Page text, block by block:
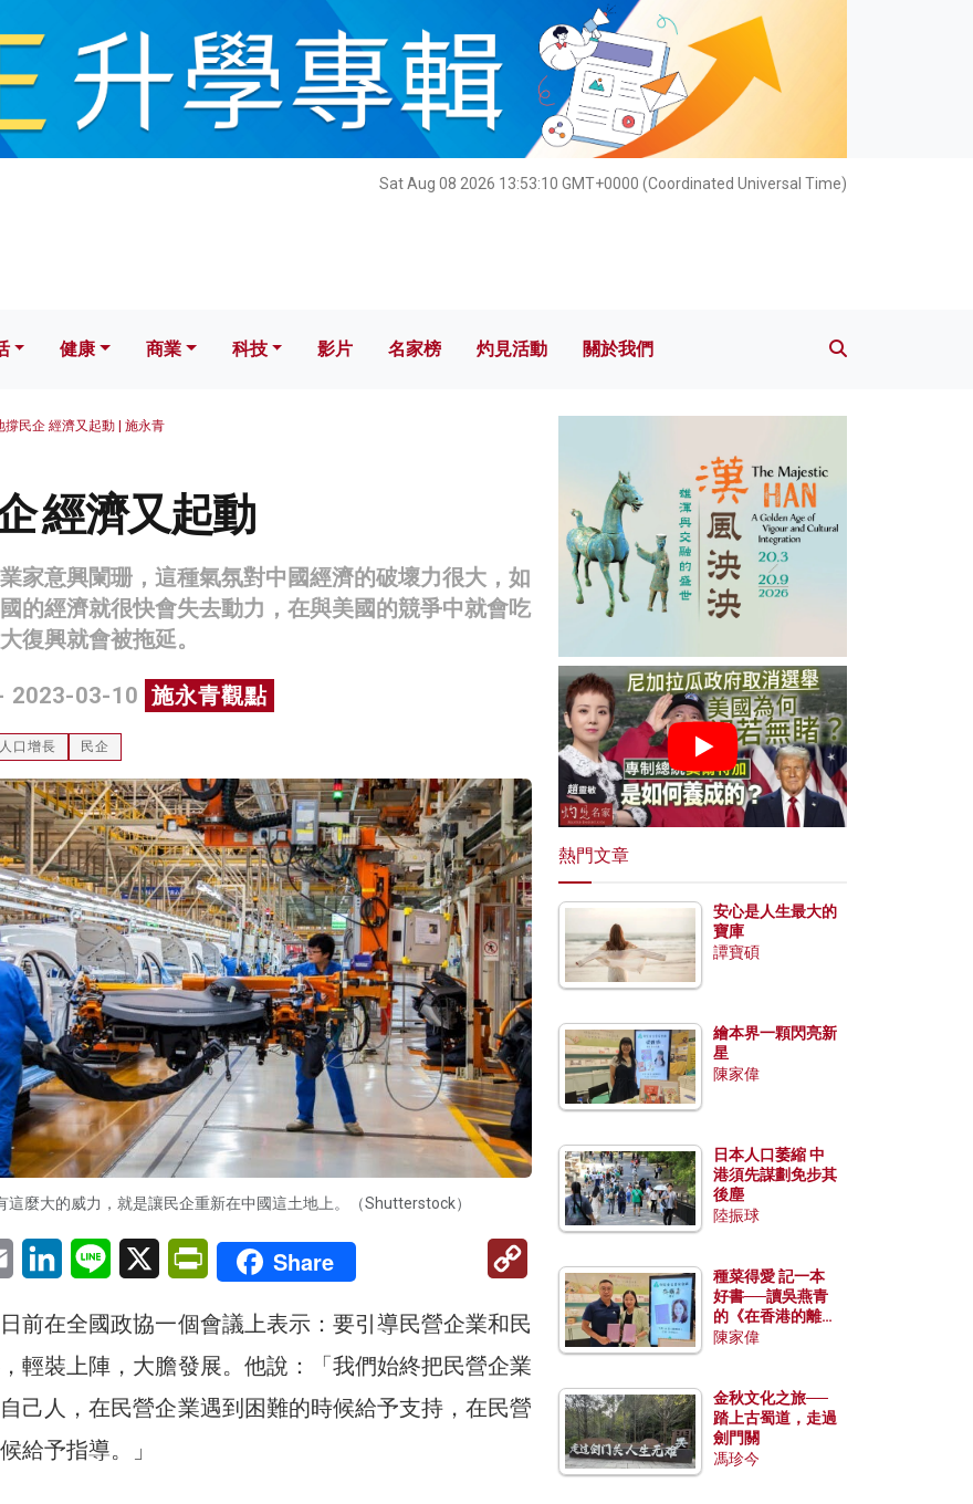
Sat Aug 08 2026 13:53:11 GMT+0000 (Coordinated Universal Time)
健康 科技 影片 名家榜 灼見活動 關於我們
健康 商業 科技 影片 名家榜 灼見活動 關於我們
撐民企 經濟又起動 | 施永青
經濟又起動
家意興闌珊，這種氣氛對中國經濟的破壞力很大，如
的經濟就很快會失去動力，在與美國的競爭中就會吃
復興就會被拖延。
2023-03-10 施永青觀點
人口增長 民企
這麼大的威力，就是讓民企重新在中國這土地上。（Shutterstock）
Email LinkedInLine X PrintFriendly
Share
前在全國政協一個會議上表示：要引導民營企業和民
輕裝上陣，大膽發展。他說：「我們始終把民營企業
己人，在民營企業遇到困難的時候給予支持，在民營
給予指導。」
熱門文章
安心是人生最大的
寶庫
譚寶碩
繪本界一顆閃亮新
星
陳家偉
日本人口萎縮 中
港須先謀劃免步其
後塵
陸振球
種菜得愛 記一本
好書──讀吳燕青
的《在香港的離島
種菜》
陳家偉
金秋文化之旅──
踏上古蜀道，走過
劍門關
馮珍今